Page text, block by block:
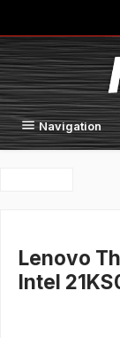
Zum Hauptinhalt
Navigation
Lenovo
Intel